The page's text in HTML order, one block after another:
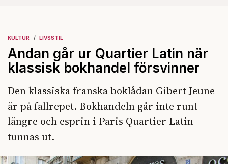
KULTUR LIVSSTIL
Andan går ur Quartier Latin när
klassisk bokhandel försvinner
Den klassiska franska boklådan Gibert Jeune
är på fallrepet. Bokhandeln går inte runt
längre och esprin i Paris Quartier Latin
tunnas ut.